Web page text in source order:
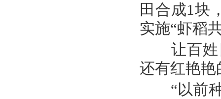
田合成1块
实施“虾稻
让百姓日
还有红艳艳
“以前种